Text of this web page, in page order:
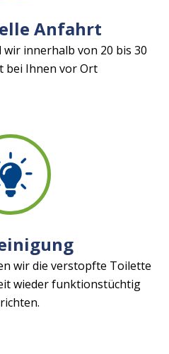
Anfahrt
wir innerhalb von 20 bis 30
bei Ihnen vor Ort
wir die verstopfte Toilette
wieder funktionstüchtig